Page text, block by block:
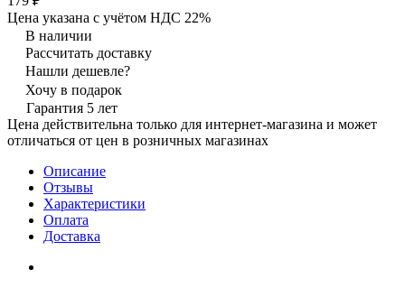
Цена указана с учётом НДС 22%
В наличии
Рассчитать доставку
Нашли дешевле?
Хочу в подарок
Гарантия 5 лет
Цена действительна только для интернет-магазина и может
отличаться от цен в розничных магазинах
Описание
Отзывы
Характеристики
Оплата
Доставка